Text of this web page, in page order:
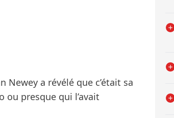
Newey a révélé que c’était sa
ou presque qui l’avait